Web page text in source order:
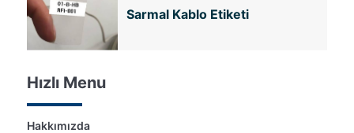
Sarmal Kablo Etiketi
Hızlı Menu
Hakkımızda